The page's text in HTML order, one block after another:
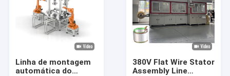
Linha de montagem
automática do
380V Flat Wire Stator
Assembly Line